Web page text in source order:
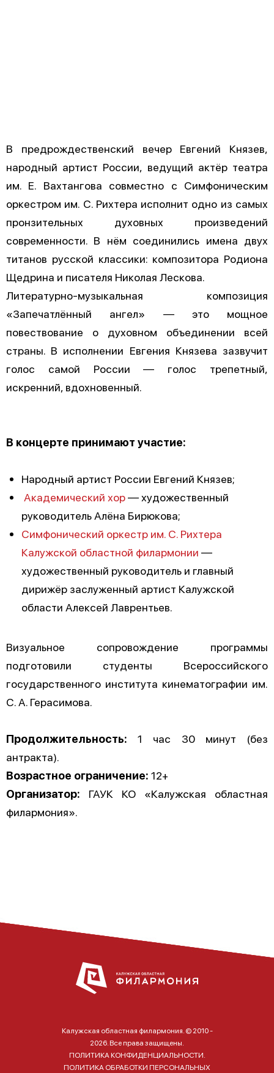
В предрождественский вечер Евгений Князев,
народный артист России, ведущий актёр театра
им. Е. Вахтангова совместно с Симфоническим
оркестром им. С. Рихтера исполнит одно из самых
пронзительных духовных произведений
современности. В нём соединились имена двух
титанов русской классики: композитора Родиона
Щедрина и писателя Николая Лескова.
Литературно-музыкальная композиция
«Запечатлённый ангел» — это мощное
повествование о духовном объединении всей
страны. В исполнении Евгения Князева зазвучит
голос самой России — голос трепетный,
искренний, вдохновенный.
В концерте принимают участие:
Народный артист России Евгений Князев;
Академический хор— художественный
руководитель Алёна Бирюкова;
Симфонический оркестр им. С. Рихтера
Калужской областной филармонии —
художественный руководитель и главный
дирижёр заслуженный артист Калужской
области Алексей Лаврентьев.
Визуальное сопровождение программы
подготовили студенты Всероссийского
государственного института кинематографии им.
С. А. Герасимова.
Продолжительность: 1 час 30 минут (без
антракта).
Возрастное ограничение: 12+
Организатор: ГАУК КО «Калужская областная
филармония».
Калужская областная филармония. © 2010 -
2026. Все права защищены.
ПОЛИТИКА КОНФИДЕНЦИАЛЬНОСТИ.
ПОЛИТИКА ОБРАБОТКИ ПЕРСОНАЛЬНЫХ